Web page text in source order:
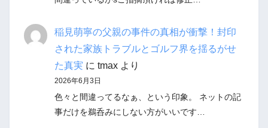
稲見萌寧の父親の事件の真相が衝撃！封印
された家族トラブルとゴルフ界を揺るがせ
た真実 に tmaxより
2026年6月3日
色々と間違ってるなぁ、という印象。 ネットの記
事だけを鵜呑みにしない方がいいです…